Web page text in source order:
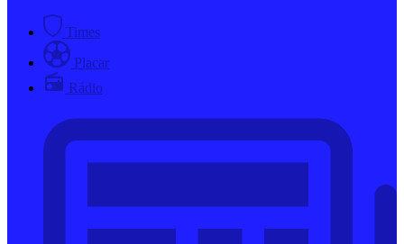
Times
Placar
Rádio